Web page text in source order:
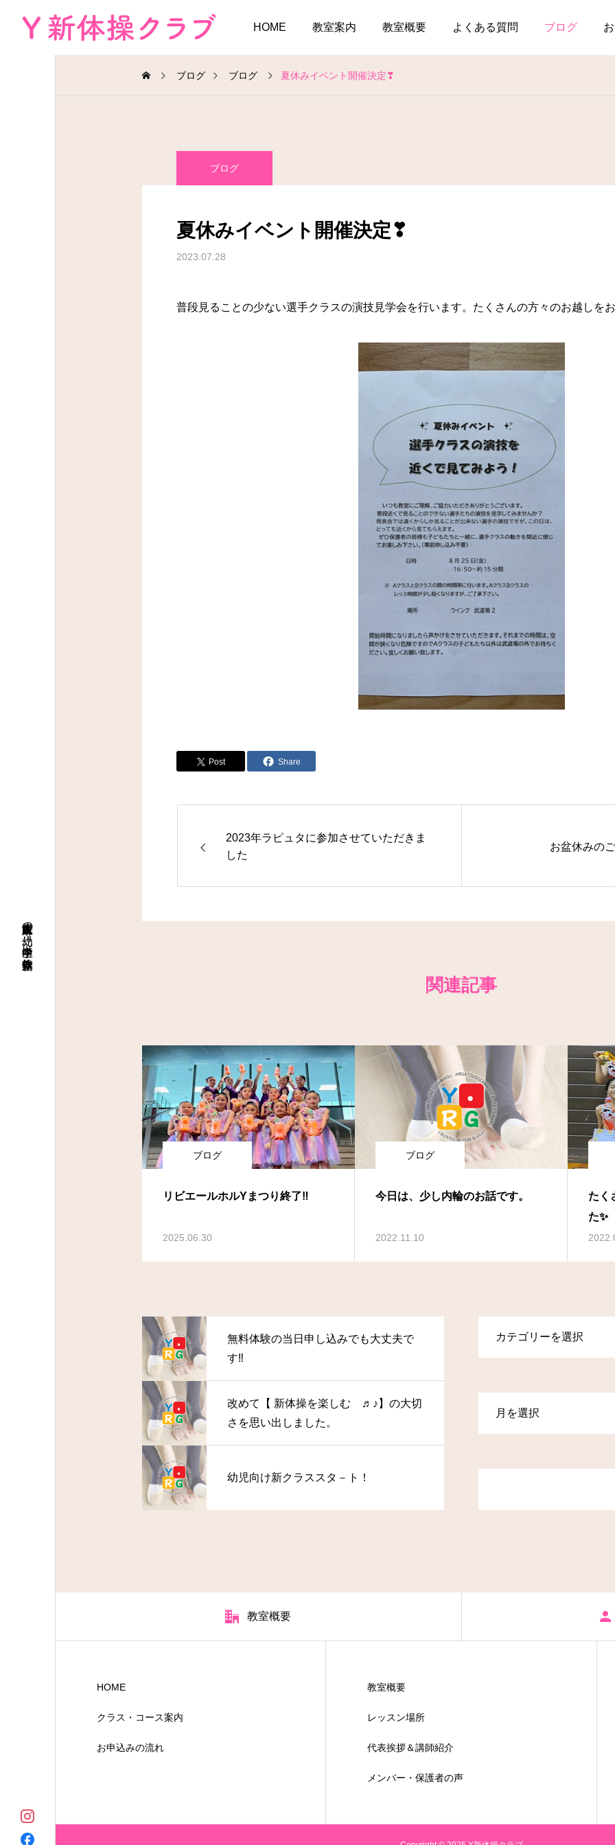
HOME 教室案内 教室概要 よくある質問 ブログ
大阪府八尾市の幼児～中学生向け新体操教室
ブログ ブログ 夏休みイベント開催決定❣
ブログ
夏休みイベント開催決定❣
2023.07.28
普段見ることの少ない選手クラスの演技見学会を行います。たくさんの方々のお越し
Post Share
2023年ラピュタに参加させていただきま
した
お盆休みの
関連記事
ブログ
リビエールホルYまつり終了‼
2025.06.30
ブログ
今日は、少し内輪のお話です。
2022.11.10
たく
た✨
無料体験の当日申し込みでも大丈夫で
す‼
改めて【 新体操を楽しむ ♬♪】の大切
さを思い出しました。
幼児向け新クラススタ－ト！
教室概要
HOME
クラス・コース案内
お申込みの流れ
教室概要
レッスン場所
代表挨拶＆講師紹介
メンバー・保護者の声